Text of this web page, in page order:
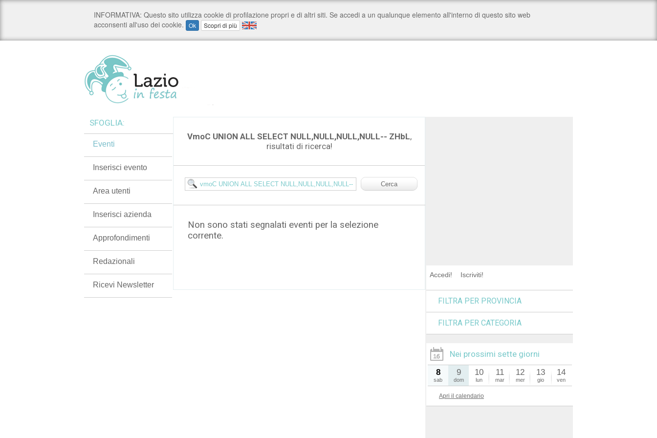
VmoC UNION ALL SELECT NULL,NULL,NULL,NULL-- ZHbL,
risultati di ricerca!
Non sono stati segnalati eventi per la selezione
corrente.
SFOGLIA:
Eventi
Inserisci evento
Area utenti
Inserisci azienda
Approfondimenti
Redazionali
Ricevi Newsletter
Accedi! Iscriviti!
FILTRA PER PROVINCIA
FILTRA PER CATEGORIA
Nei prossimi sette giorni
8
sab
9
dom
10
lun
11
mar
12
mer
13
gio
14
ven
Apri il calendario